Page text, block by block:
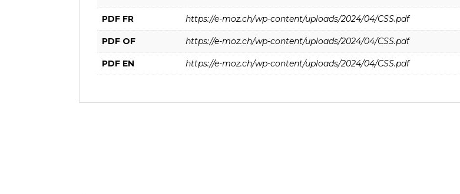
PDF FR https://e-moz.ch/wp-content/uploads/2024/04/CSS.pdf
PDF OF https://e-moz.ch/wp-content/uploads/2024/04/CSS.pdf
PDF EN https://e-moz.ch/wp-content/uploads/2024/04/CSS.pdf